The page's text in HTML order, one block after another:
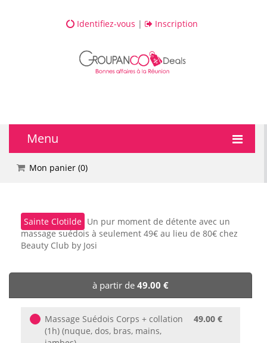
Identifiez-vous | Inscription
Menu
🔥 DEALS
💅 Beauté
🎯 Loisirs
🎈 Événements
Mon panier (0)
Sainte Clotilde Un pur moment de détente avec un
massage suédois à seulement 49€ au lieu de 80€ chez
Beauty Club by Josi
à partir de 49.00 €
Massage Suédois Corps + collation
(1h) (nuque, dos, bras, mains,
49.00 €